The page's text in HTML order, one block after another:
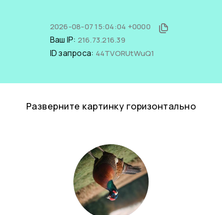
2026-08-07 15:04:04 +0000
Ваш IP: 216.73.216.39
ID запроса: 44TVORUtWuQ1
Разверните картинку горизонтально